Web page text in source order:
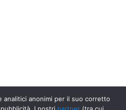
analitici anonimi per il suo corretto